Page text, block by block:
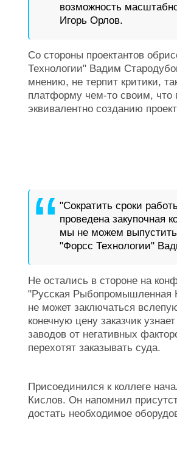
возможность
Игорь Орлов.
Со стороны проектантов
Технологии" Вадим
мнению, не терпит критики,
платформу чем-то своим, что
эквивалентно созданию
"Сократить сроки
проведена закупочная
мы не можем
"Форсс Технологии"
Не остались в стороне на
"Русская Рыбопромышленная
не может заключаться
конечную цену заказчик
заводов от негативных
перехотят заказывать суда.
Присоединился к коллеге
Кислов. Он напомнил
достать необходимое